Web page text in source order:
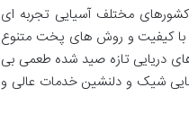
کشورهای مختلف آسیایی تجربه ای
با کیفیت و روش های پخت متنوع
دریایی تازه صید شده طعمی بی
شیک و دلنشین خدمات عالی و